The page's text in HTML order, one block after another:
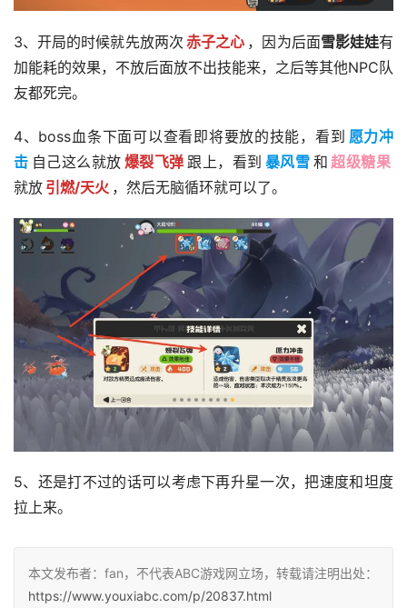
3、开局的时候就先放两次 赤子之心 ，因为后面雪影娃娃有
加能耗的效果，不放后面放不出技能来，之后等其他NPC队
友都死完。
4、boss血条下面可以查看即将要放的技能，看到 愿力冲
击 自己这么就放 爆裂飞弹 跟上，看到 暴风雪 和 超级糖果
就放 引燃/天火 ，然后无脑循环就可以了。
5、还是打不过的话可以考虑下再升星一次，把速度和坦度
拉上来。
本文发布者：fan，不代表ABC游戏网立场，转载请注明出处：
https://www.youxiabc.com/p/20837.html